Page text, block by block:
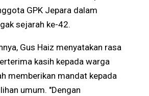
GPK Jepara dalam
sejarah ke-42.
Gus Haiz menyatakan rasa
kasih kepada warga
memberikan mandat kepada
umum. "Dengan